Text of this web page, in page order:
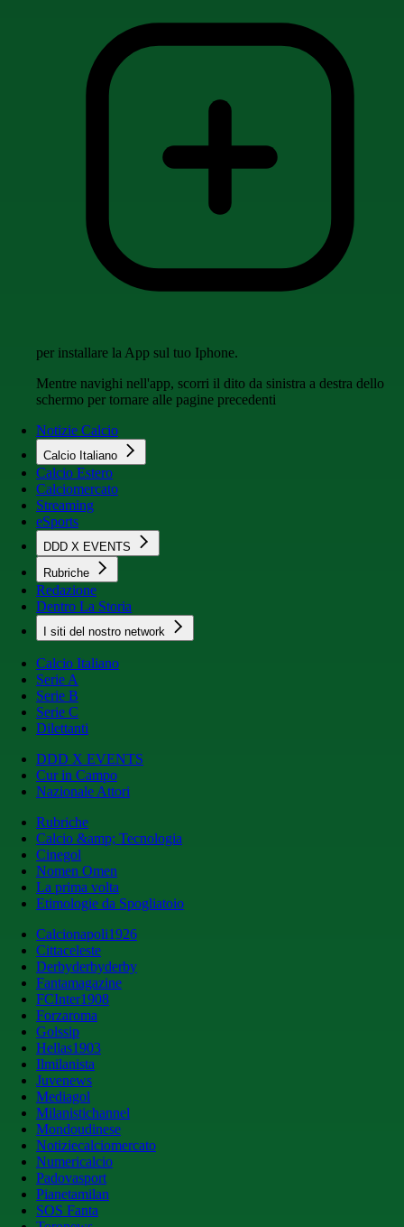
per installare la App sul tuo Iphone.
Mentre navighi nell'app, scorri il dito da sinistra a destra dello
schermo per tornare alle pagine precedenti
Notizie Calcio
Calcio Italiano
Calcio Estero
Calciomercato
Streaming
eSports
DDD X EVENTS
Rubriche
Redazione
Dentro La Storia
I siti del nostro network
Calcio Italiano
Serie A
Serie B
Serie C
Dilettanti
DDD X EVENTS
Cur in Campo
Nazionale Attori
Rubriche
Calcio &amp; Tecnologia
Cinegol
Nomen Omen
La prima volta
Etimologie da Spogliatoio
Calcionapoli1926
Cittaceleste
Derbyderbyderby
Fantamagazine
FCInter1908
Forzaroma
Golssip
Hellas1903
Ilmilanista
Juvenews
Mediagol
Milanistichannel
Mondoudinese
Notiziecalciomercato
Numericalcio
Padovasport
Pianetamilan
SOS Fanta